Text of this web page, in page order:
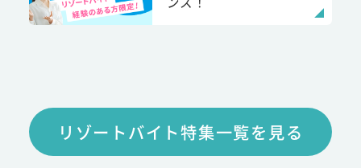
リゾートバイト特集一覧を見る